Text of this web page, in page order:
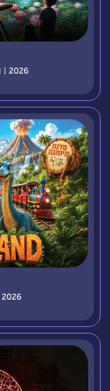
2026 | הגן הבוטני ירושלים
2026 | היכל טוטו חולון